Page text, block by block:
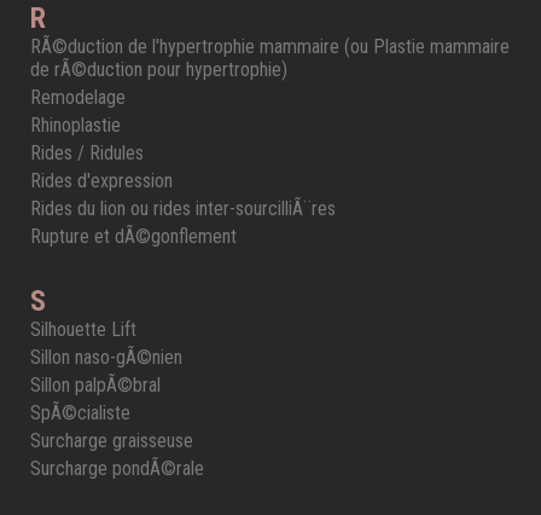
R
RÃ©duction de l'hypertrophie mammaire (ou Plastie mammaire
de rÃ©duction pour hypertrophie)
Remodelage
Rhinoplastie
Rides / Ridules
Rides d'expression
Rides du lion ou rides inter-sourcilliÃ¨res
Rupture et dÃ©gonflement
S
Silhouette Lift
Sillon naso-gÃ©nien
Sillon palpÃ©bral
SpÃ©cialiste
Surcharge graisseuse
Surcharge pondÃ©rale